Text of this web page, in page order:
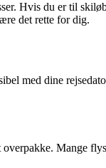
Hvis du er til
det rette for dig.
med dine
Mange